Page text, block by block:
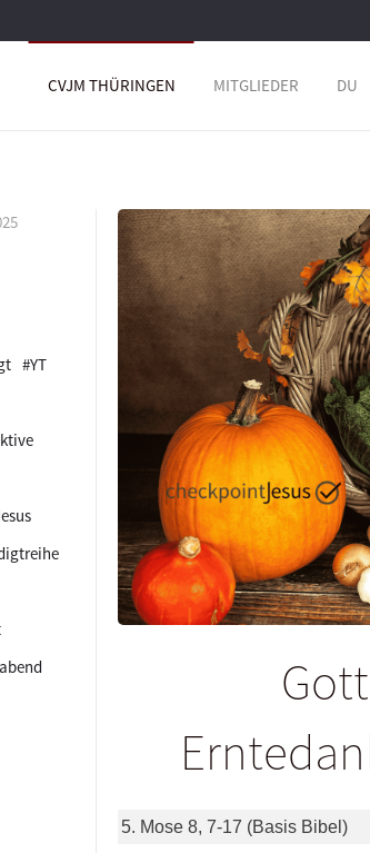
CVJM THÜRINGEN MITGLIEDER DU
#YT
5. Mose 8, 7-17 (Basis Bibel)